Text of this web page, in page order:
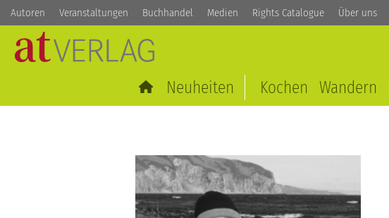
Autoren Veranstaltungen Buchhandel Medien Rights Catalogue Über uns
Neuheiten Kochen Wandern